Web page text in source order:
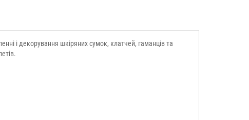
і декорування шкіряних сумок, клатчей, гаманців та